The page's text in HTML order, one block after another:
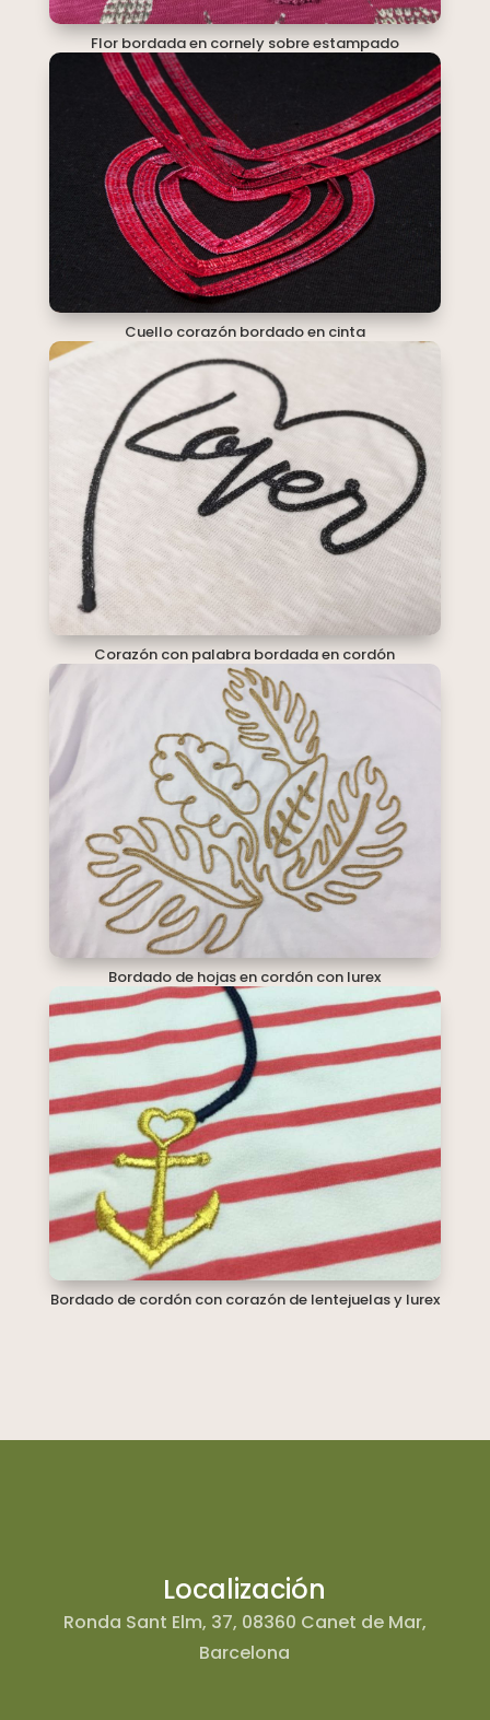
Flor bordada en cornely sobre estampado
Cuello corazón bordado en cinta
Corazón con palabra bordada en cordón
Bordado de hojas en cordón con lurex
Bordado de cordón con corazón de lentejuelas y lurex
Localización
Ronda Sant Elm, 37, 08360 Canet de Mar,
Barcelona